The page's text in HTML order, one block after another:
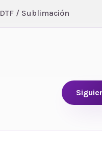
DTF / Sublimación